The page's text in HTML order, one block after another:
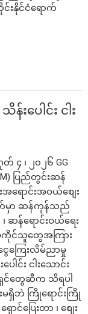
းနိုင်ငံရောက်
းပေါင်း ငါး​
၄ ၊ ၂၀၂၆ GG
ပြည်တွင်းဆန်
အရောင်းအဝယ်စျေး
ာ ဆန်ကုန်သည်
ဆန်ရောင်းဝယ်ရေး
င်သူတွေအကြား
ေကြေးလိမ်ညာမှု
ေါင်း ငါး​သောင်း
င်တွေဆီက သိရပါ
ရှိဘဲ ကြိုရောင်းကြို
ပြေးတာ ၊ စျေး